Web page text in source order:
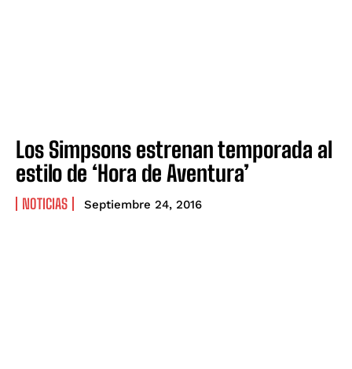
Los Simpsons estrenan temporada al
estilo de ‘Hora de Aventura’
NOTICIAS Septiembre 24, 2016